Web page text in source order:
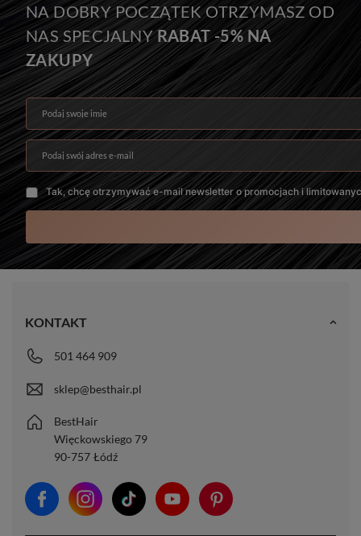
NA DOBRY POCZĄTEK OTRZYMASZ OD
NAS SPECJALNYRABAT -5% NA
ZAKUPY
Podaj swoje imię
Podaj swój adres e-mail
Tak, chcę otrzymywać e-mail newsletter o promocjach i
KONTAKT
501 464 909
sklep@besthair.pl
BestHair
Więckowskiego 79
90-757 Łódź